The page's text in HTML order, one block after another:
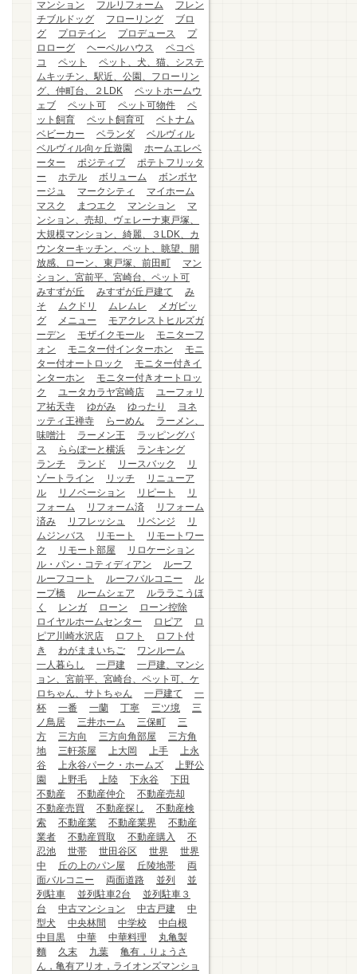
マンション フルリフォーム
フレン
チブルドッグ
フローリング
ブロ
グ
プロテイン プロデュース
プ
ロローグ
ヘーベルハウス
ペコペ
コ
ペット
ペット、犬、猫、システ
ムキッチン、駅近、公園、フローリン
グ、仲町台、２LDK
ペットホームウ
ェブ
ペット可 ペット可物件
ペ
ット飼育
ペット飼育可
ベトナム
ベビーカー
ベランダ
ベルヴィル
ベルヴィル向ヶ丘遊園
ホームエレベ
ーター
ポジティブ
ポテトフリッタ
ー
ホテル ボリューム
ボンボヤ
ージュ
マークシティ
マイホーム
マスク
まつエク マンション
マ
ンション、売却、ヴェレーナ東戸塚、
大規模マンション、綺麗、３LDK、カ
ウンターキッチン、ペット、眺望、開
放感、ローン、東戸塚、前田町
マン
ション、宮前平、宮崎台、ペット可
みすずが丘
みすずが丘戸建て
み
そ
ムクドリ ムレムレ
メガビッ
グ
メニュー
モアクレストヒルズガ
ーデン
モザイクモール
モニターフ
ォン
モニター付インターホン
モニ
ター付オートロック
モニター付きイ
ンターホン
モニター付きオートロッ
ク
ユータカラヤ宮崎店
ユーフォリ
ア祐天寺
ゆがみ ゆったり
ヨネ
ッティ王禅寺
らーめん
ラーメン、
味噌汁
ラーメン王
ラッピングバ
ス
ららぽーと横浜
ランキング
ランチ
ランド リースバック
リ
ゾートライン
リッチ
リニューア
ル
リノベーション リピート
リ
フォーム
リフォーム済
リフォーム
済み
リフレッシュ リベンジ
リ
ムジンバス
リモート
リモートワー
ク
リモート部屋
リロケーション
ル・パン・コティディアン
ルーフ
ルーフコート
ルーフバルコニー
ル
ープ橋
ルームシェア
ルララこうほ
く
レンガ ローン
ローン控除
ロイヤルホームセンター
ロピア
ロ
ピア川崎水沢店
ロフト
ロフト付
き
わがままいちご
ワンルーム
一人暮らし
一戸建
一戸建、マンシ
ョン、宮前平、宮崎台、ペット可、ケ
ロちゃん、サトちゃん
一戸建て
一
杯
一番 一蘭 丁寧 三ツ境
三
ノ鳥居
三井ホーム 三保町
三
方
三方向 三方向角部屋
三方角
地
三軒茶屋 上大岡 上手
上永
谷
上永谷パーク・ホームズ
上野公
園
上野毛 上陸 下永谷
下田
不動産
不動産仲介
不動産売却
不動産売買
不動産探し
不動産検
索
不動産業 不動産業界
不動産
業者
不動産買取 不動産購入
不
忍池
世帯 世田谷区 世界
世界
中
丘の上のパン屋 丘陵地帯
両
面バルコニー
両面道路 並列
並
列駐車
並列駐車2台
並列駐車３
台
中古マンション 中古戸建
中
型犬
中央林間 中学校
中白根
中目黒
中華 中華料理
丸亀製
麵
久末 九葉
亀有，りょうさ
ん，亀有アリオ，ライオンズマンショ